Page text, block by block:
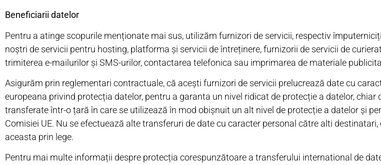
Beneficiarii datelor
Pentru a atinge scopurile menționate mai sus, utilizăm furnizori de servicii, respectiv
noștri de servicii pentru hosting, platforma și servicii de întreținere, furnizorii de servicii de
trimiterea e-mailurilor și SMS-urilor, contactarea telefonica sau imprimarea de materiale
Asigurăm prin reglementari contractuale, că acești furnizori de servicii prelucrează date cu
europeana privind protecția datelor, pentru a garanta un nivel ridicat de protecție a datelor,
transferate într-o țară în care se utilizează în mod obișnuit un alt nivel de protecție a datelor și
Comisiei UE. Nu se efectuează alte transferuri de date cu caracter personal către alti
aceasta prin lege.
Pentru mai multe informații despre protecția corespunzătoare a transferului international de